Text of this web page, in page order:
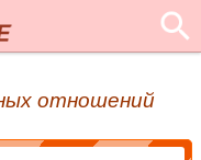
отношений